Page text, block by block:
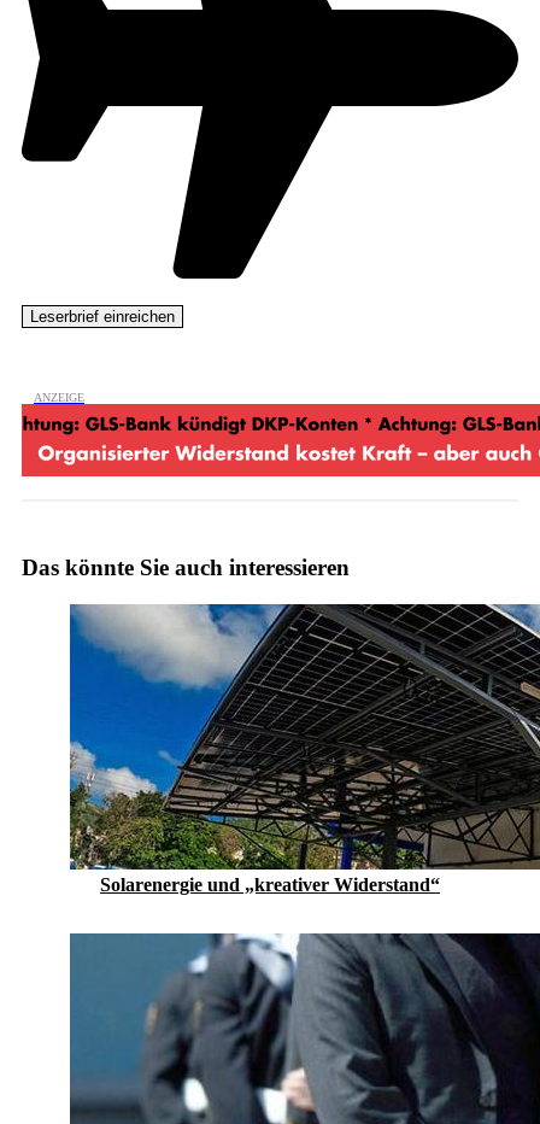
Das könnte Sie auch interessieren
Solarenergie und „kreativer Widerstand“